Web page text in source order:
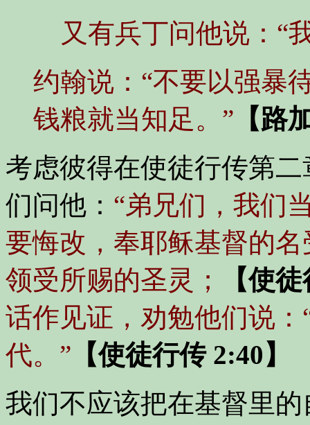
又有兵丁问他说：“
约翰说：“不要以强暴
钱粮就当知足。” 【路
考虑彼得在使徒行传第
们问他： “弟兄们，我们
要悔改，奉耶稣基督的
领受所赐的圣灵；
【使
话作见证，劝勉他们说
代。” 【使徒行传 2:40】
我们不应该把在基督里